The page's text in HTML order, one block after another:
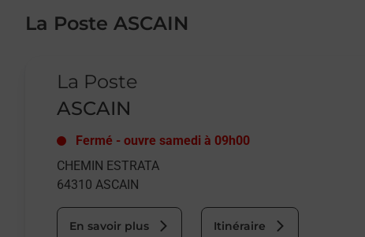
La Poste ASCAIN
La Poste
ASCAIN
Fermé - ouvre samedi à 09h00
CHEMIN ESTRATA
64310 ASCAIN
En savoir plus Itinéraire